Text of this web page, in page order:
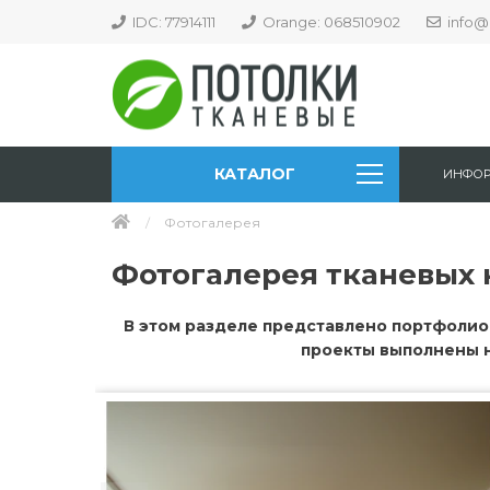
IDC: 77914111 Orange: 068510902
КАТАЛОГ
Фотогалерея
Фотогалерея
В этом разделе представлено
проекты выполнены